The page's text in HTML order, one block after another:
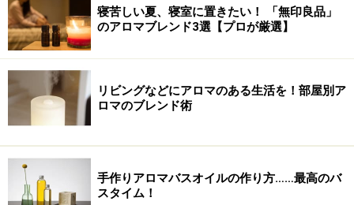
100均グッズで簡単にできる！ 枕元に置き
たい「サシェ」
百均のラッピング用オーガンジー巾着はデザイン性にも優れ
寝苦しい夏、寝室に置きたい！ 「無印良品」
のアロマブレンド3選【プロが厳選】
リビングなどにアロマのある生活を！部屋別ア
ロマのブレンド術
手作りアロマバスオイルの作り方……最高のバ
スタイム！